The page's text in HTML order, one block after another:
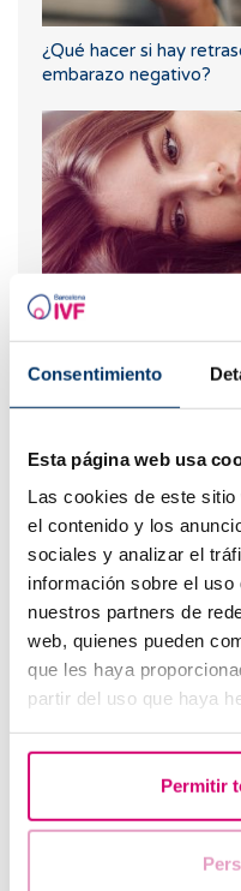
Consentimiento
Esta página web usa
Las cookies de este
el contenido y los
sociales y analizar el
información sobre el
nuestros partners de
web, quienes pueden
que les haya
partir del uso que haya
Permitir
¿Qué hacer si hay
embarazo negativo?
¿Puedo quedar
quistes en los ovarios?
Tengo una baja reserva
explicar?